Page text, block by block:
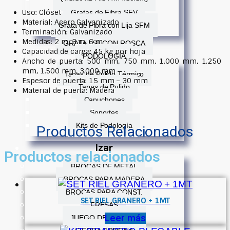
Gratas de Fibra SFV
Grata de Fibra con Lija SFM
GRATA LSL CON ROSCA
PODOLOGÍA
Tapas de Pulido Térmico
Tapas de Pulido
Capuchones
Soportes
Kits de Podología
Izar
BROCAS DE METAL
BROCAS PARA MADERA
BROCAS PARA CONST.
FRESAS
JUEGO DE BROCAS
Uso: Clóset
Material: Acero Galvanizado
Terminación: Galvanizado
Medidas: 2 m, 3 m, 6 m
Capacidad de carga: 45 kg por hoja
Ancho de puerta: 500 mm, 750 mm, 1.000 mm, 1.250
mm, 1.500 mm, 3.000 mm
Espesor de puerta: 15 mm – 30 mm
Material de puerta: Madera
Productos Relacionados
Productos relacionados
SET RIEL GRANERO + 1MT
Leer más